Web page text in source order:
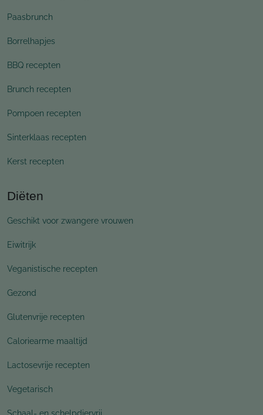
Paasbrunch
Borrelhapjes
BBQ recepten
Brunch recepten
Pompoen recepten
Sinterklaas recepten
Kerst recepten
Diëten
Geschikt voor zwangere vrouwen
Eiwitrijk
Veganistische recepten
Gezond
Glutenvrije recepten
Caloriearme maaltijd
Lactosevrije recepten
Vegetarisch